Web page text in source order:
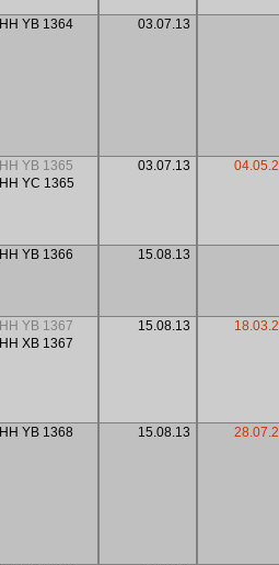
HH YB 1364 03.07.13
HH YB 1365
HH YC 1365
03.07.13
HH YB 1366 15.08.13
HH YB 1367
HH XB 1367
15.08.13
HH YB 1368 15.08.13